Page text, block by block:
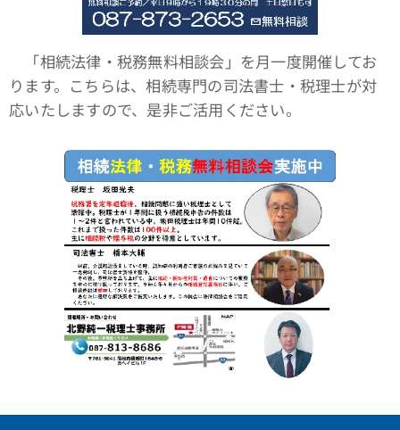
「相続法律・税務無料相談会」を月一度開催してお
ります。こちらは、相続専門の司法書士・税理士が対
応いたしますので、是非ご活用ください。